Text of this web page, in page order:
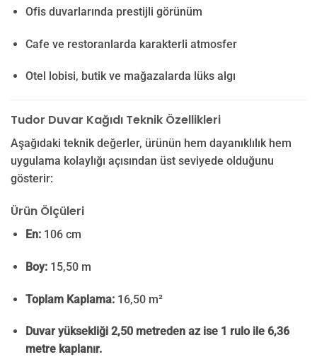
Ofis duvarlarında prestijli görünüm
Cafe ve restoranlarda karakterli atmosfer
Otel lobisi, butik ve mağazalarda lüks algı
Tudor Duvar Kağıdı Teknik Özellikleri
Aşağıdaki teknik değerler, ürünün hem dayanıklılık hem
uygulama kolaylığı açısından üst seviyede olduğunu
gösterir:
Ürün Ölçüleri
En:106 cm
Boy:15,50 m
Toplam Kaplama:16,50 m²
Duvar yüksekliği 2,50 metreden az ise 1 rulo ile 6,36
metre kaplanır.